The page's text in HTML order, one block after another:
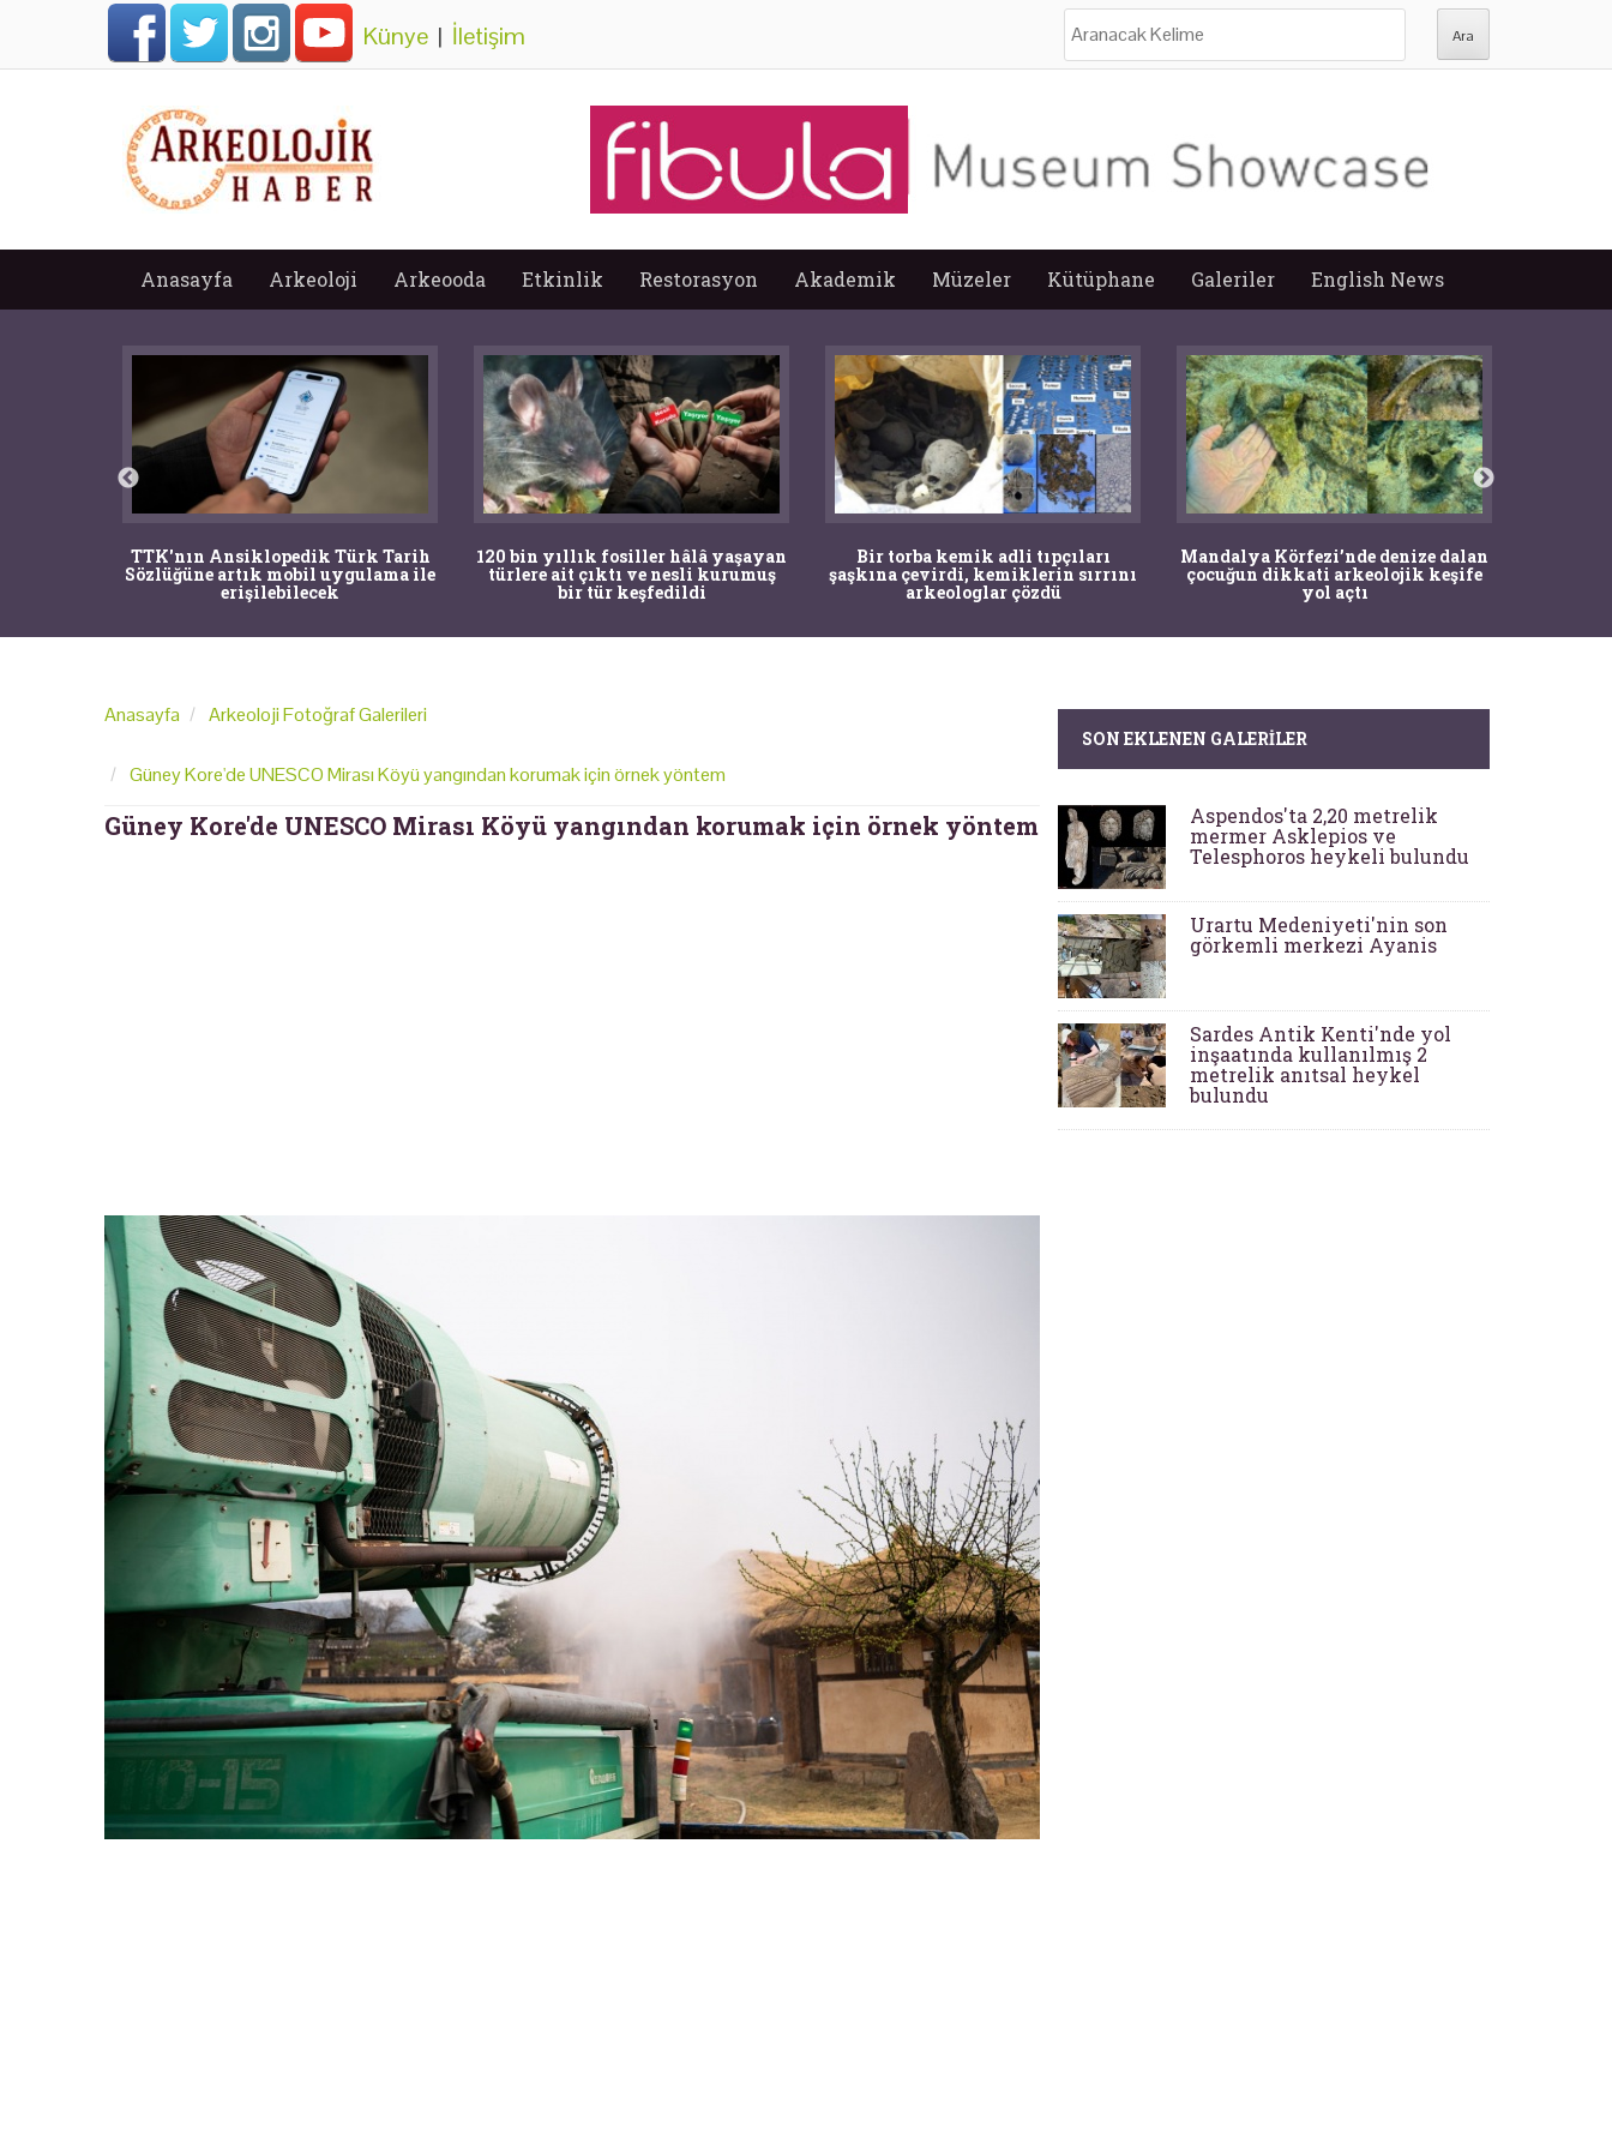
Künye | İletişim
Anasayfa Arkeoloji Arkeooda Etkinlik Restorasyon Akademik Müzeler Kütüphane Galeriler English News
TTK'nın Ansiklopedik Türk Tarih
Sözlüğüne artık mobil uygulama ile
erişilebilecek
120 bin yıllık fosiller hâlâ yaşayan
türlere ait çıktı ve nesli kurumuş
bir tür keşfedildi
Bir torba kemik adli tıpçıları
şaşkına çevirdi, kemiklerin sırrını
arkeologlar çözdü
Mandalya Körfezi’nde denize dalan
çocuğun dikkati arkeolojik keşife
yol açtı
Anasayfa Arkeoloji Fotoğraf Galerileri
Güney Kore'de UNESCO Mirası Köyü yangından korumak için örnek yöntem
Güney Kore'de UNESCO Mirası Köyü yangından korumak için örnek yöntem
SON EKLENEN GALERILER
Aspendos'ta 2,20 metrelik
mermer Asklepios ve
Telesphoros heykeli bulundu
Urartu Medeniyeti'nin son
görkemli merkezi Ayanis
Sardes Antik Kenti'nde yol
inşaatında kullanılmış 2
metrelik anıtsal heykel
bulundu